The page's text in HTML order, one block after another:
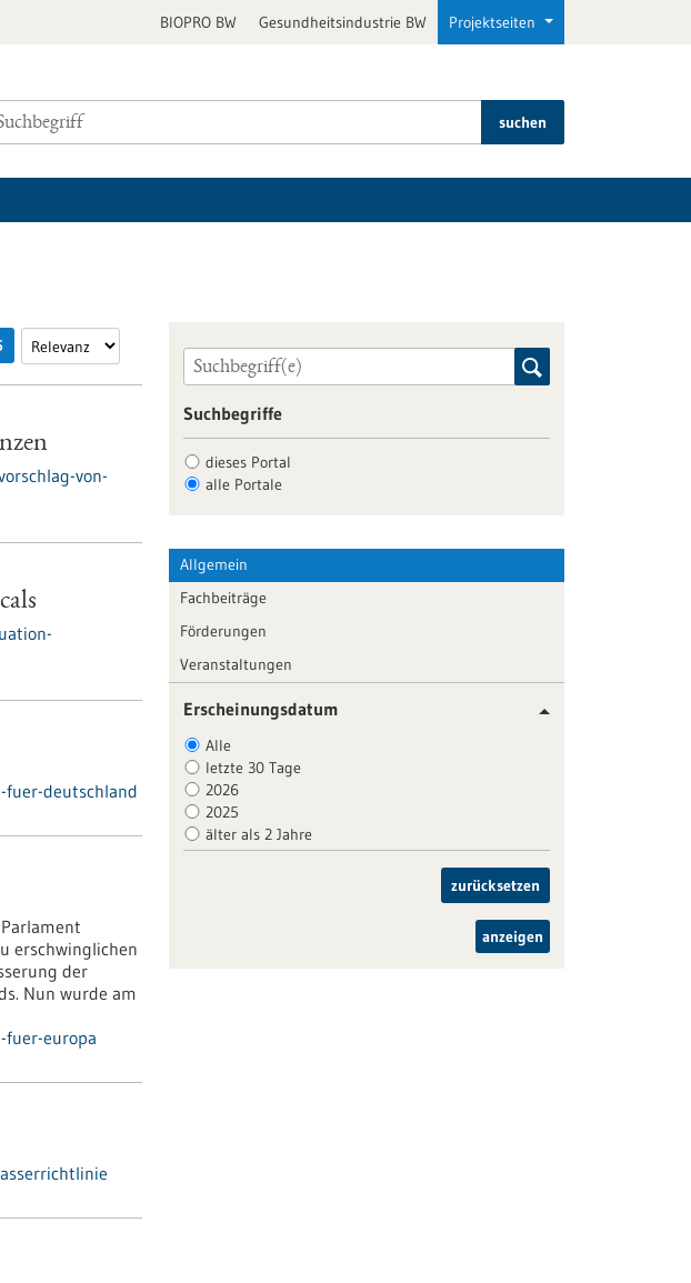
BIOPRO BW Gesundheitsindustrie BW Projektseiten
suchen
von-
deutschland
erschwinglichen
der
Nun wurde am
europa
Suchbegriffe
dieses Portal
alle Portale
Allgemein
Fachbeiträge
Förderungen
Veranstaltungen
Erscheinungsdatum
Alle
letzte 30 Tage
2026
2025
älter als 2 Jahre
zurücksetzen
anzeigen